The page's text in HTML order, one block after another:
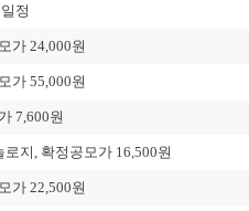
정
가 24,000원
가 55,000원
7,600원
지, 확정공모가 16,500원
가 22,500원